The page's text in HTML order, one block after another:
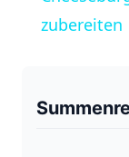
zubereiten